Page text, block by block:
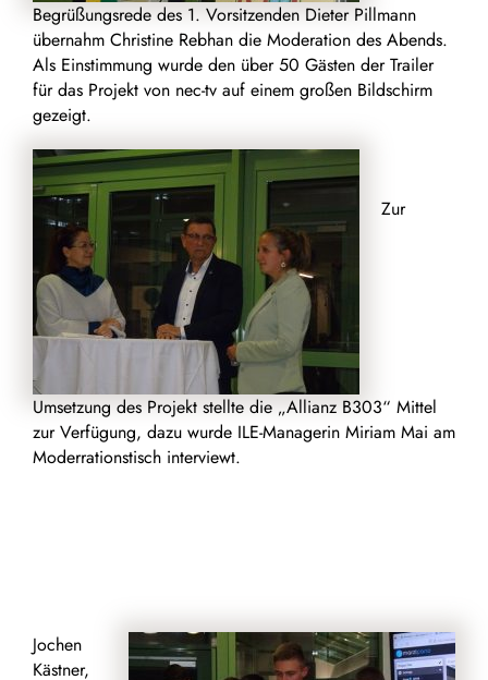
Begrüßungsrede des 1. Vorsitzenden Dieter Pillmann
übernahm Christine Rebhan die Moderation des Abends.
Als Einstimmung wurde den über 50 Gästen der Trailer
für das Projekt von nec-tv auf einem großen Bildschirm
gezeigt.
Zur
Umsetzung des Projekt stellte die „Allianz B303“ Mittel
zur Verfügung, dazu wurde ILE-Managerin Miriam Mai am
Moderrationstisch interviewt.
Jochen
Kästner,